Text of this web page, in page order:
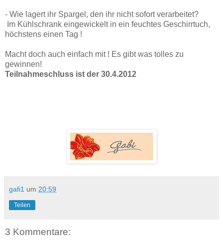
- Wie lagert ihr Spargel, den ihr nicht sofort verarbeitet?
Im Kühlschrank eingewickelt in ein feuchtes Geschirrtuch,
höchstens einen Tag !
Macht doch auch einfach mit ! Es gibt was tolles zu
gewinnen!
Teilnahmeschluss ist der 30.4.2012
gafi1 um 20:59
Teilen
3 Kommentare: